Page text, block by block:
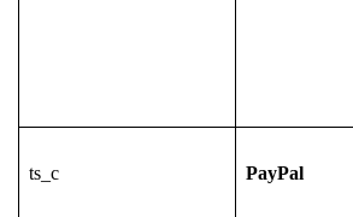
ts_c PayPal